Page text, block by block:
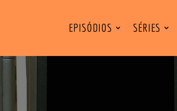
EPISÓDIOS SÉRIES